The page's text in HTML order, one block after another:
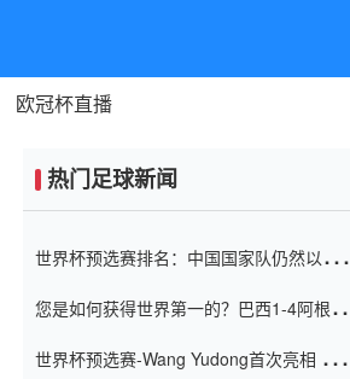
欧冠杯直播
热门足球新闻
世界杯预选赛排名：中国国家队仍然以6分
您是如何获得世界第一的？巴西1-4阿根
世界杯预选赛-Wang Yudong首次亮相 中国